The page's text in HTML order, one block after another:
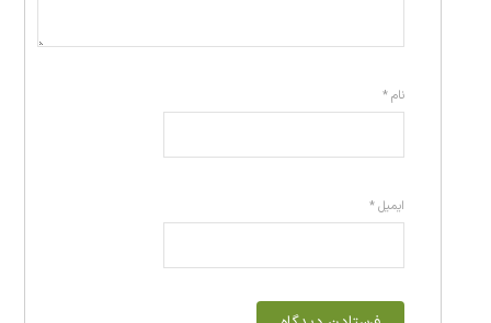
نام*
ایمیل*